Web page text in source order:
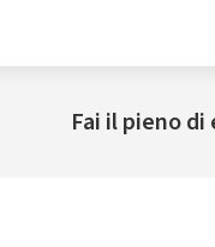
Fai il pieno